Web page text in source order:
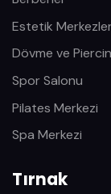
Estetik
Dövme ve
Spor Salonu
Pilates Merkezi
Spa Merkezi
Tırnak